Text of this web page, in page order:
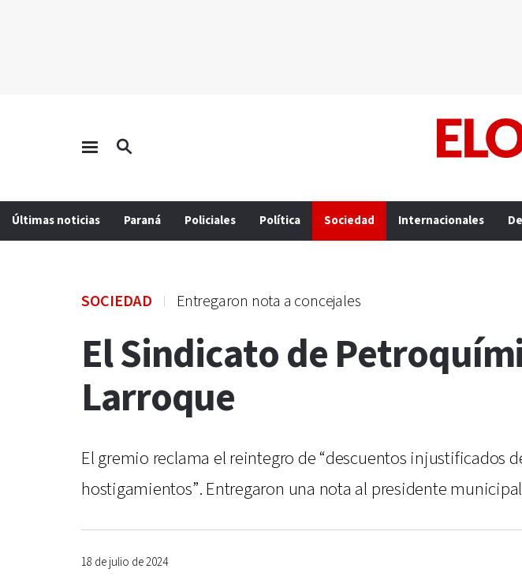
Últimas noticias Paraná Policiales Política Sociedad Internacionales
SOCIEDAD Entregaron nota a concejales
El Sindicato de
Larroque
El gremio reclama el reintegro de “descuentos injustificados
hostigamientos”. Entregaron una nota al presidente
18 de julio de 2024